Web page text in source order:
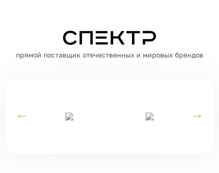
СПЕКТР
прямой поставщик отечественных и мировых брендов